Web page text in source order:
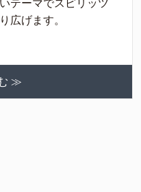
テーマでスピリッツ
広げます。
≫